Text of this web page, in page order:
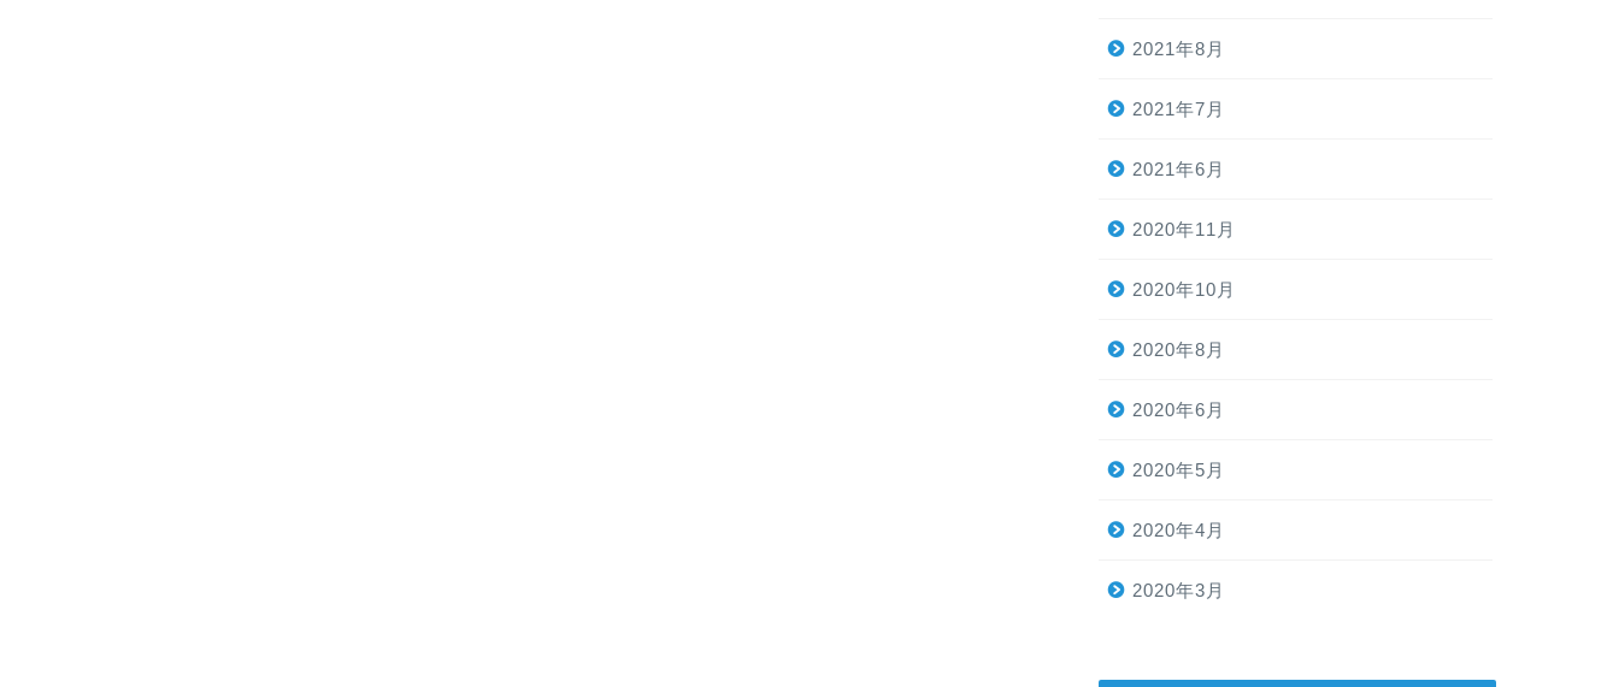
2021年8月
2021年7月
2021年6月
2020年11月
2020年10月
2020年8月
2020年6月
2020年5月
2020年4月
2020年3月